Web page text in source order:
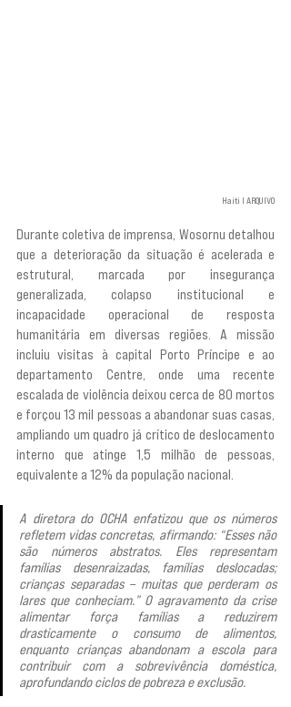
Haiti I ARQUIVO
Durante coletiva de imprensa, Wosornu detalhou
que a deterioração da situação é acelerada e
estrutural, marcada por insegurança
generalizada, colapso institucional e
incapacidade operacional de resposta
humanitária em diversas regiões. A missão
incluiu visitas à capital Porto Príncipe e ao
departamento Centre, onde uma recente
escalada de violência deixou cerca de 80 mortos
e forçou 13 mil pessoas a abandonar suas casas,
ampliando um quadro já crítico de deslocamento
interno que atinge 1,5 milhão de pessoas,
equivalente a 12% da população nacional.
A diretora do OCHA enfatizou que os números
refletem vidas concretas, afirmando: “Esses não
são números abstratos. Eles representam
famílias desenraizadas, famílias deslocadas;
crianças separadas – muitas que perderam os
lares que conheciam.” O agravamento da crise
alimentar força famílias a reduzirem
drasticamente o consumo de alimentos,
enquanto crianças abandonam a escola para
contribuir com a sobrevivência doméstica,
aprofundando ciclos de pobreza e exclusão.